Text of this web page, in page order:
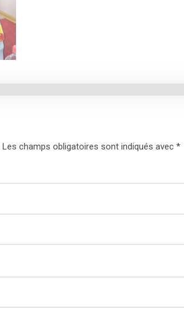
Les champs obligatoires sont indiqués avec *